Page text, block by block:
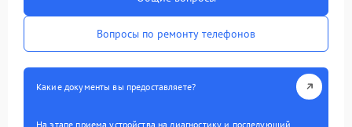
Вопросы по ремонту телефонов
Какие документы вы предоставляете?
На этапе приема устройства на диагностику и последующий